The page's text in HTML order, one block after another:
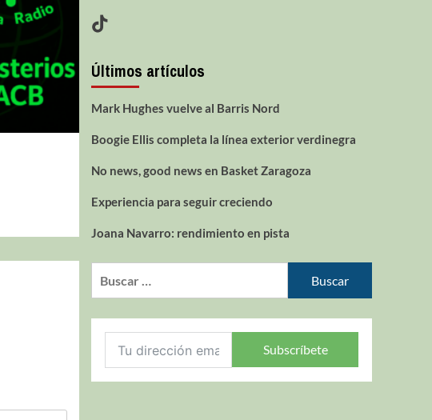
Últimos artículos
Mark Hughes vuelve al Barris Nord
Boogie Ellis completa la línea exterior verdinegra
No news, good news en Basket Zaragoza
Experiencia para seguir creciendo
Joana Navarro: rendimiento en pista
Subscríbete